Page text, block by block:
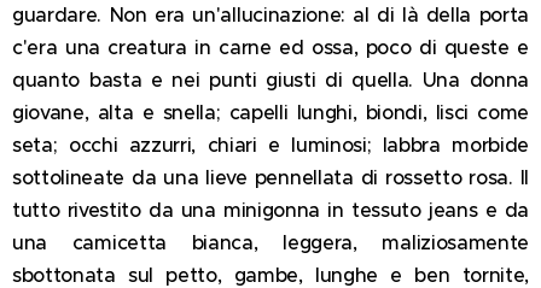
guardare. Non era un'allucinazione: al di là della porta
c'era una creatura in carne ed ossa, poco di queste e
quanto basta e nei punti giusti di quella. Una donna
giovane, alta e snella; capelli lunghi, biondi, lisci come
seta; occhi azzurri, chiari e luminosi; labbra morbide
sottolineate da una lieve pennellata di rossetto rosa. Il
tutto rivestito da una minigonna in tessuto jeans e da
una camicetta bianca, leggera, maliziosamente
sbottonata sul petto, gambe, lunghe e ben tornite,